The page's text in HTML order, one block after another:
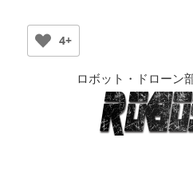
4+
ロボット・ドローン